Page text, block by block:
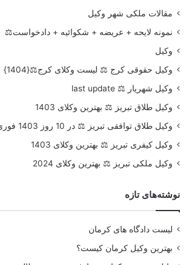
مقالات ملکی شهر وکیل
نمونه لایحه + عریضه + شکوائیه + دادخواست⚖️
وکیل
وکیل حقوقی کرج ⚖️ لیست وکلای کرج⚖️{1404}
وکیل شهریار ⚖️ last update
وکیل طلاق تبریز ⚖️ بهترین وکلای 1403
وکیل طلاق توافقی تبریز ⚖️ در 10 روز 1403 فوری
وکیل کیفری تبریز ⚖️ بهترین وکلای 1403
وکیل ملکی تبریز ⚖️ بهترین وکلای 2024
نوشته‌های تازه
لیست دادگاه های کرمان
بهترین وکیل کرمان کیست؟